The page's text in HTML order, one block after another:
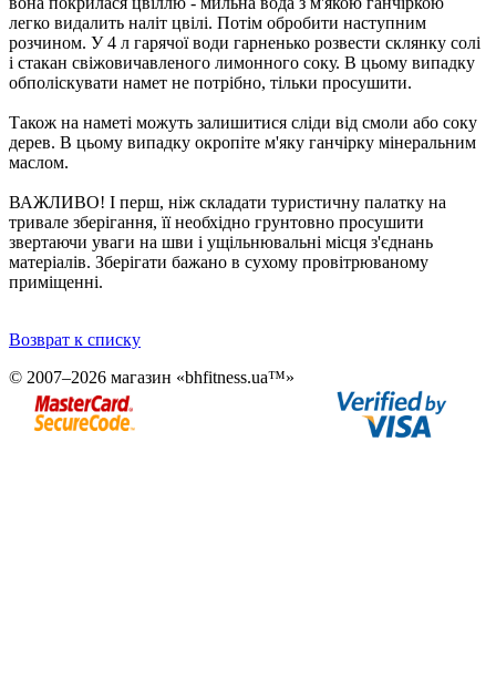
легко видалить наліт цвілі. Потім обробити наступним
розчином. У 4 л гарячої води гарненько розвести склянку солі
і стакан свіжовичавленого лимонного соку. В цьому випадку
обполіскувати намет не потрібно, тільки просушити.
Також на наметі можуть залишитися сліди від смоли або соку
дерев. В цьому випадку окропіте м'яку ганчірку мінеральним
маслом.
ВАЖЛИВО! І перш, ніж складати туристичну палатку на
тривале зберігання, її необхідно грунтовно просушити
звертаючи уваги на шви і ущільнювальні місця з'єднань
матеріалів. Зберігати бажано в сухому провітрюваному
приміщенні.
Возврат к списку
© 2007–2026 магазин «bhfitness.ua™»